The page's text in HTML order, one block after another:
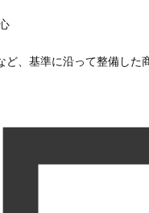
ど、基準に沿って整備し